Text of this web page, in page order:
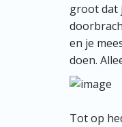
groot dat
en je
doen.
Tot op